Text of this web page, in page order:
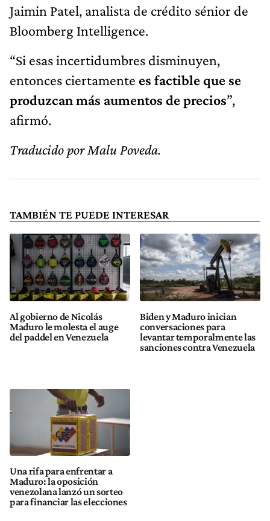
Jaimin Patel, analista de crédito sénior de
Bloomberg Intelligence.
“Si esas incertidumbres disminuyen,
entonces ciertamente es factible que se
produzcan más aumentos de precios”,
afirmó.
Traducido por Malu Poveda.
TAMBIÉN TE PUEDE INTERESAR
Al gobierno de Nicolás
Maduro le molesta el auge
del paddel en Venezuela
Biden y Maduro inician
conversaciones para
levantar temporalmente las
sanciones contra Venezuela
Una rifa para enfrentar a
Maduro: la oposición
venezolana lanzó un sorteo
para financiar las elecciones